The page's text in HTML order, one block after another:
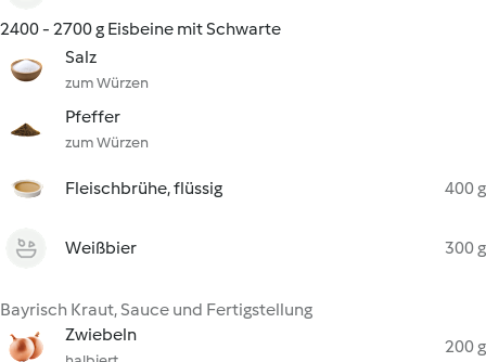
2400 - 2700 g Eisbeine mit Schwarte
Salz
zum Würzen
Pfeffer
zum Würzen
Fleischbrühe, flüssig 400 g
Weißbier 300 g
Bayrisch Kraut, Sauce und Fertigstellung
Zwiebeln
200 g